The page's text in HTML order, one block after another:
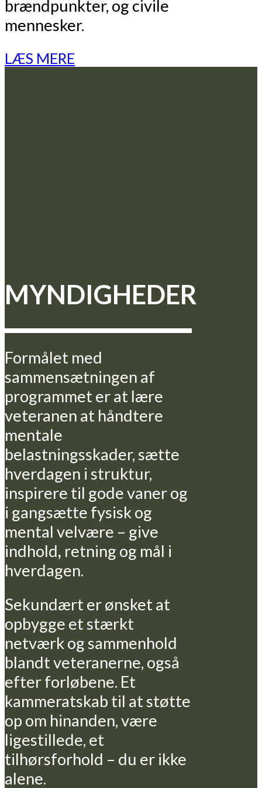
brændpunkter, og civile
mennesker.
LÆS MERE
MYNDIGHEDER
Formålet med
sammensætningen af
programmet er at lære
veteranen at håndtere
mentale
belastningsskader, sætte
hverdagen i struktur,
inspirere til gode vaner og
i gangsætte fysisk og
mental velvære – give
indhold, retning og mål i
hverdagen.
Sekundært er ønsket at
opbygge et stærkt
netværk og sammenhold
blandt veteranerne, også
efter forløbene. Et
kammeratskab til at støtte
op om hinanden, være
ligestillede, et
tilhørsforhold – du er ikke
alene.